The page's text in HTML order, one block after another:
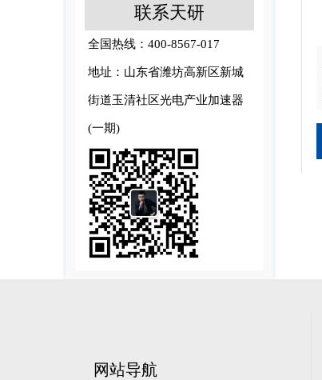
联系天研
全国热线：400-8567-017
地址：山东省潍坊高新区新城
街道玉清社区光电产业加速器
(一期)
网站导航